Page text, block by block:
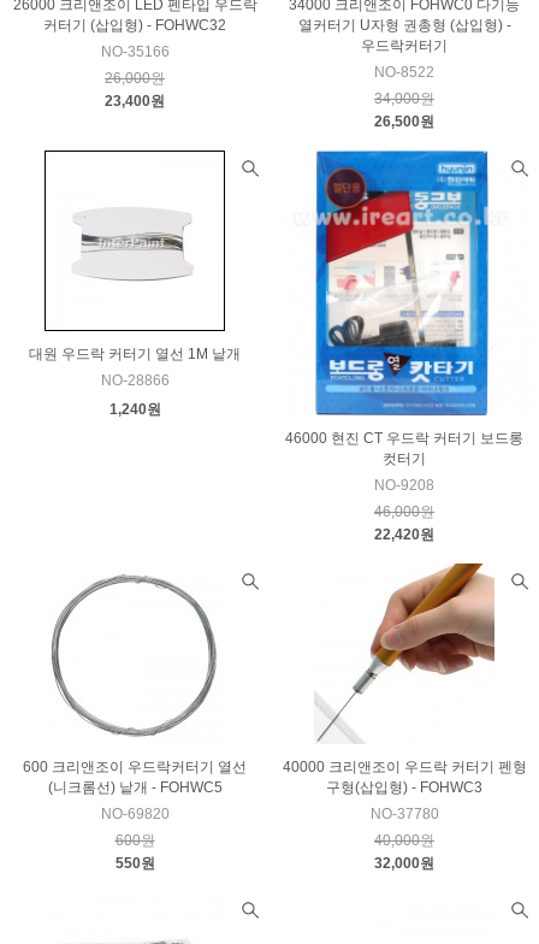
26000 크리앤조이 LED 펜타입 우드락
커터기 (삽입형) - FOHWC32
NO-35166
26,000원
23,400원
34000 크리앤조이 FOHWC0 다기능
열커터기 U자형 권총형 (삽입형) -
우드락커터기
NO-8522
34,000원
26,500원
대원 우드락 커터기 열선 1M 낱개
NO-28866
1,240원
46000 현진 CT 우드락 커터기 보드롱
컷터기
NO-9208
46,000원
22,420원
600 크리앤조이 우드락커터기 열선
(니크롬선) 낱개 - FOHWC5
NO-69820
600원
550원
40000 크리앤조이 우드락 커터기 펜형
구형(삽입형) - FOHWC3
NO-37780
40,000원
32,000원